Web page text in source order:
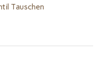
Tauschen